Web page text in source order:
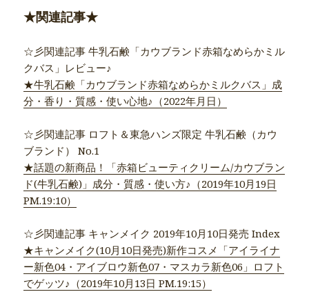
★関連記事★
☆彡関連記事 牛乳石鹸「カウブランド赤箱なめらかミル
クバス」レビュー♪
★牛乳石鹸「カウブランド赤箱なめらかミルクバス」成
分・香り・質感・使い心地♪（2022年月日）
☆彡関連記事 ロフト＆東急ハンズ限定 牛乳石鹸（カウ
ブランド） No.1
★話題の新商品！「赤箱ビューティクリーム/カウブラン
ド(牛乳石鹸)」成分・質感・使い方♪（2019年10月19日
PM.19:10）
☆彡関連記事 キャンメイク 2019年10月10日発売 Index
★キャンメイク(10月10日発売)新作コスメ「アイライナ
ー新色04・アイブロウ新色07・マスカラ新色06」ロフト
でゲッツ♪（2019年10月13日 PM.19:15）